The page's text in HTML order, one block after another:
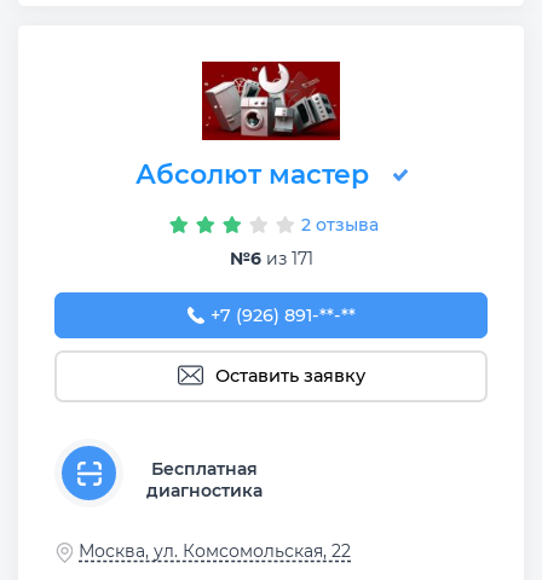
Абсолют мастер
2 отзыва
№6из 171
+7 (926) 891-77-76
+7 (926) 891-**-**
Оставить заявку
Бесплатная
диагностика
Москва, ул. Комсомольская, 22